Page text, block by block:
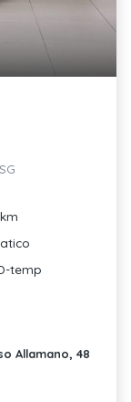
temp
Allamano, 48